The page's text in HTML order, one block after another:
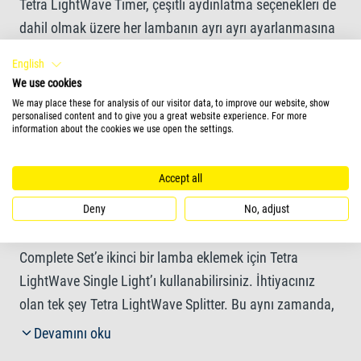
Tetra LightWave Timer, çeşitli aydınlatma seçenekleri de
dahil olmak üzere her lambanın ayrı ayrı ayarlanmasına
2 yıl garanti
Tetra LightWave ile çağdaş LED teknolojisine geçiş
Complete Set’e ikinci bir lamba eklemek için Tetra
LightWave Single Light’ı kullanabilirsiniz. İhtiyacınız
olan tek şey Tetra LightWave Splitter. Bu aynı zamanda,
derin akvaryumlar için en uygun aydınlatmaya da olanak
Devamını oku
English
We use cookies
We may place these for analysis of our visitor data, to improve our website, show
personalised content and to give you a great website experience. For more
information about the cookies we use open the settings.
Accept all
Deny No, adjust